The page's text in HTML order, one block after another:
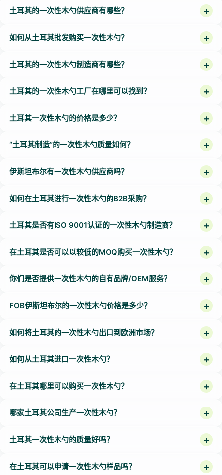
土耳其的一次性木勺供应商有哪些？
如何从土耳其批发购买一次性木勺？
土耳其的一次性木勺制造商有哪些？
土耳其的一次性木勺工厂在哪里可以找到？
土耳其一次性木勺的价格是多少？
“土耳其制造”的一次性木勺质量如何？
伊斯坦布尔有一次性木勺供应商吗？
如何在土耳其进行一次性木勺的B2B采购？
土耳其是否有ISO 9001认证的一次性木勺制造商？
在土耳其是否可以以较低的MOQ购买一次性木勺？
你们是否提供一次性木勺的自有品牌/OEM服务？
FOB伊斯坦布尔的一次性木勺价格是多少？
如何将土耳其的一次性木勺出口到欧洲市场？
如何从土耳其进口一次性木勺？
在土耳其哪里可以购买一次性木勺？
哪家土耳其公司生产一次性木勺？
土耳其一次性木勺的质量好吗？
在土耳其可以申请一次性木勺样品吗？